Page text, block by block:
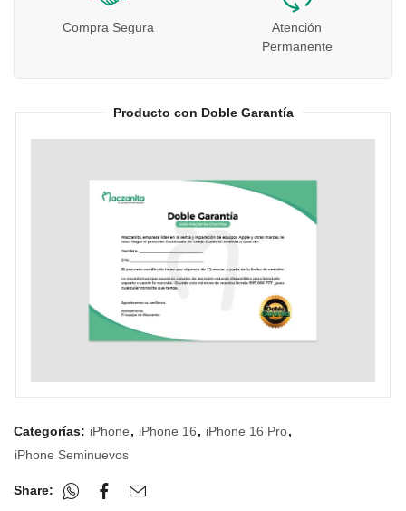
Compra Segura
Atención
Permanente
Producto con Doble Garantía
Categorías: iPhone, iPhone 16, iPhone 16 Pro,
iPhone Seminuevos
Share: